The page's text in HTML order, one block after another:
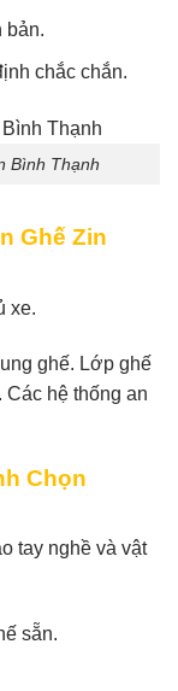
bản.
chắc chắn.
Bình Thạnh
Ghế Zin
xe.
ghế. Lớp ghế
hệ thống an
Chọn
tay nghề và vật
sẵn.